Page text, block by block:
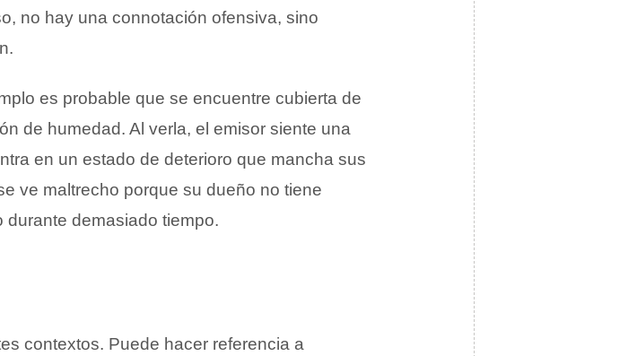
no hay una connotación ofensiva, sino
es probable que se encuentre cubierta de
de humedad. Al verla, el emisor siente una
en un estado de deterioro que mancha sus
ve maltrecho porque su dueño no tiene
durante demasiado tiempo.
contextos. Puede hacer referencia a